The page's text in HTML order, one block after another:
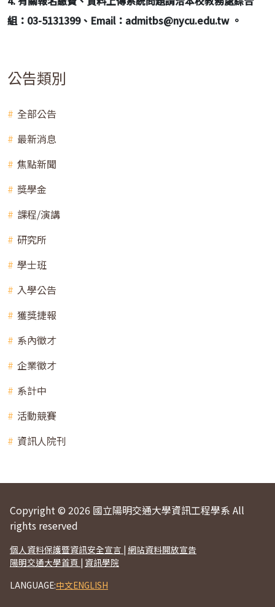
組：03-5131399、Email：admitbs@nycu.edu.tw 。
公告類別
全部公告
最新消息
焦點新聞
獎學金
課程/演講
研究所
學士班
入學公告
獲獎捷報
系內徵才
企業徵才
系計中
活動競賽
資訊人院刊
Copyright © 2026 國立陽明交通大學資訊工程學系 All
rights reserved
個人資料保護暨資訊安全宣言 | 網站資料開放宣告
陽明交通大學首頁 | 資訊學院
LANGUAGE:中文ENGLISH